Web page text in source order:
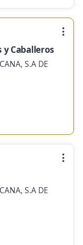
y Caballeros
S.A DE
S.A DE